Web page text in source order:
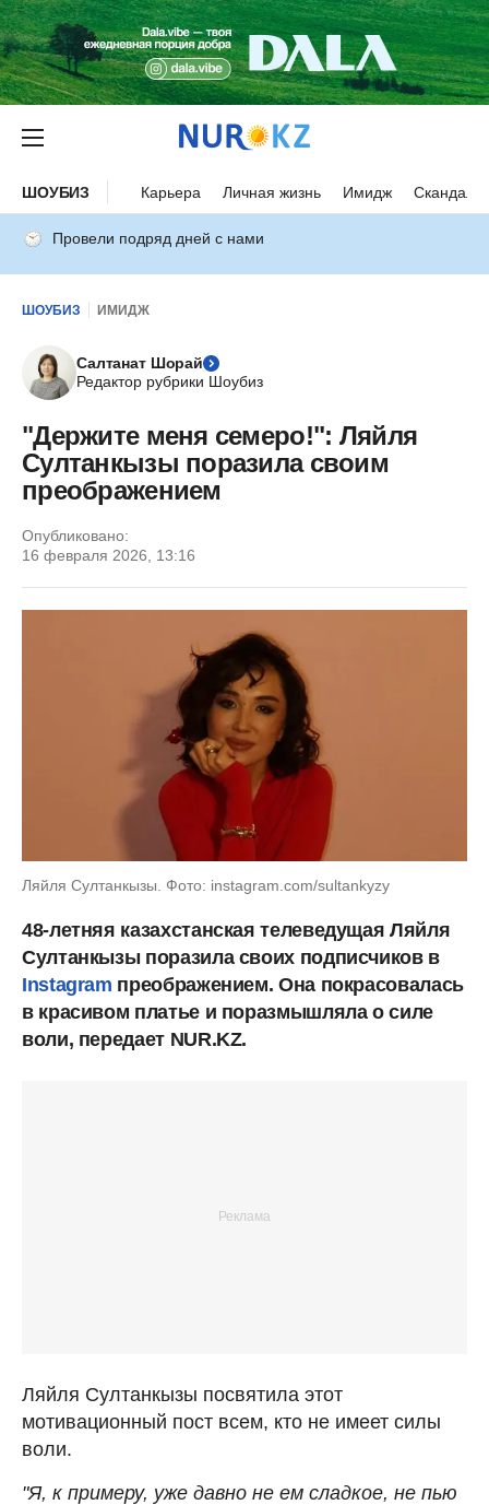
ШОУБИЗ Карьера Личная жизнь Имидж Скандалы
Провели подряд дней с нами
ШОУБИЗ ИМИДЖ
Салтанат Шорай
Редактор рубрики Шоубиз
"Держите меня семеро!": Ляйля
Султанкызы поразила своим
преображением
Опубликовано:
16 февраля 2026, 13:16
Ляйля Султанкызы. Фото: instagram.com/sultankyzy
48-летняя казахстанская телеведущая Ляйля
Султанкызы поразила своих подписчиков в
Instagram преображением. Она покрасовалась
в красивом платье и поразмышляла о силе
воли, передает NUR.KZ.
Ляйля Султанкызы посвятила этот
мотивационный пост всем, кто не имеет силы
воли.
"Я, к примеру, уже давно не ем сладкое, не пью